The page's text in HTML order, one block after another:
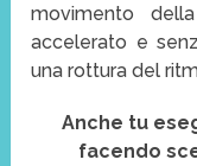
movimento
accelerato e
una rottura del
Anche tu
facendo